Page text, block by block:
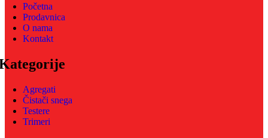
Početna
Prodavnica
O nama
Kontakt
Agregati
Čistači snega
Testere
Trimeri